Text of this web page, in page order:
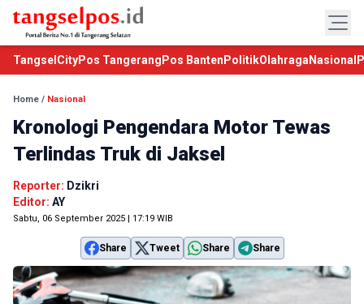
TangselCityPos Tangerang Pos Banten PolitikOlahraga Nasional
Home / Nasional
Kronologi Pengendara Motor Tewas
Terlindas Truk di Jaksel
Reporter: Dzikri
Editor: AY
Sabtu, 06 September 2025 | 17:19 WIB
Share Tweet Share Share